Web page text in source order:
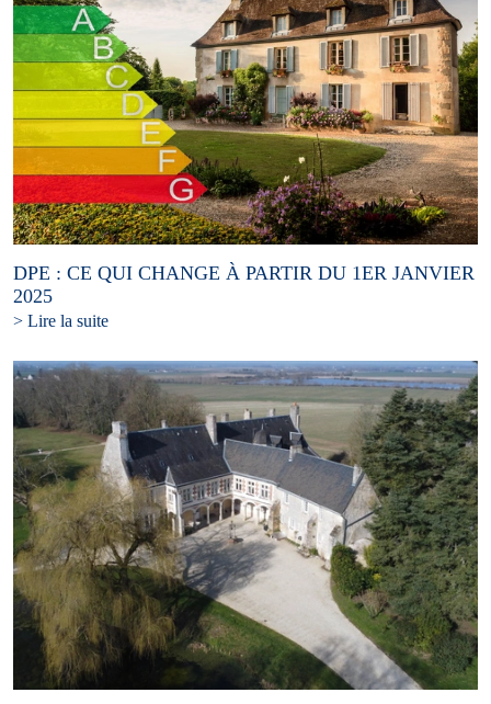
DPE : CE QUI CHANGE À PARTIR DU 1ER JANVIER
2025
> Lire la suite